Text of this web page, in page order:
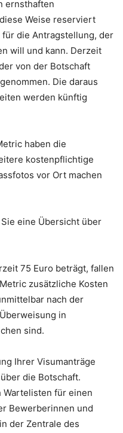
ernsthaften
Weise reserviert
die Antragstellung, der
will und kann. Derzeit
von der Botschaft
Die daraus
werden künftig
haben die
kostenpflichtige
vor Ort machen
eine Übersicht über
75 Euro beträgt, fallen
zusätzliche Kosten
nach der
in
sind.
Ihrer Visumanträge
die Botschaft.
für einen
Bewerberinnen und
der Zentrale des